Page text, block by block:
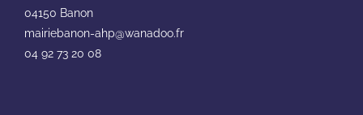
04150 Banon
mairiebanon-ahp@wanadoo.fr
04 92 73 20 08